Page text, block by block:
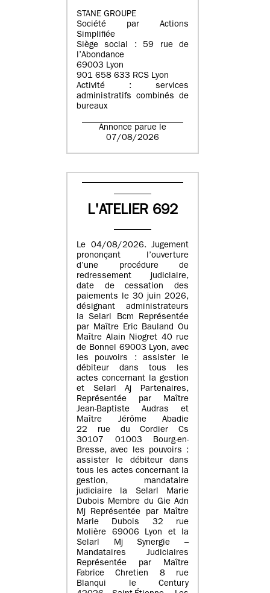
STANE GROUPE
Société par Actions
Simplifiée
Siège social : 59 rue de
l’Abondance
69003 Lyon
901 658 633 RCS Lyon
Activité : services
administratifs combinés de
bureaux
Annonce parue le
07/08/2026
L'ATELIER 692
Le 04/08/2026. Jugement
prononçant l’ouverture
d’une procédure de
redressement judiciaire,
date de cessation des
paiements le 30 juin 2026,
désignant administrateurs
la Selarl Bcm Représentée
par Maître Eric Bauland Ou
Maître Alain Niogret 40 rue
de Bonnel 69003 Lyon, avec
les pouvoirs : assister le
débiteur dans tous les
actes concernant la gestion
et Selarl Aj Partenaires,
Représentée par Maître
Jean-Baptiste Audras et
Maître Jérôme Abadie
22 rue du Cordier Cs
30107 01003 Bourg-en-
Bresse, avec les pouvoirs :
assister le débiteur dans
tous les actes concernant la
gestion, mandataire
judiciaire la Selarl Marie
Dubois Membre du Gie Adn
Mj Représentée par Maître
Marie Dubois 32 rue
Molière 69006 Lyon et la
Selarl Mj Synergie –
Mandataires Judiciaires
Représentée par Maître
Fabrice Chretien 8 rue
Blanqui le Century